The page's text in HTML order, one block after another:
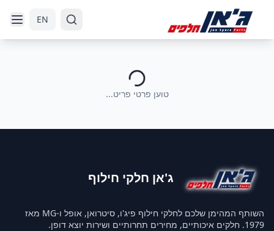
EN
טוען פרטי פריט...
ג'אן חלקי חילוף
השותף המהימן שלכם לחלקי חילוף פיג'ו, סיטרואן, אופל ו-MG מאז
1979. חלקים איכותיים, מחירים תחרותיים ושירות יוצא דופן.